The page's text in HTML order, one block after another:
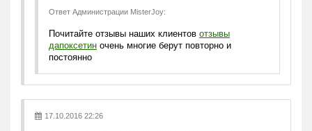
Ответ Администрации MisterJoy:
Почитайте отзывы наших клиентов отзывы
дапоксетин очень многие берут повторно и
постоянно
17.10.2016 22:26